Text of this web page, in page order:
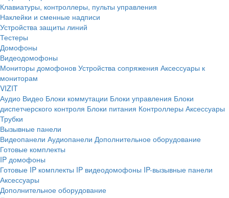
Клавиатуры, контроллеры, пульты управления
Наклейки и сменные надписи
Устройства защиты линий
Тестеры
Домофоны
Видеодомофоны
Мониторы домофонов Устройства сопряжения Аксессуары к
мониторам
VIZIT
Аудио Видео Блоки коммутации Блоки управления Блоки
диспетчерского контроля Блоки питания Контроллеры Аксессуары
Трубки
Вызывные панели
Видеопанели Аудиопанели Дополнительное оборудование
Готовые комплекты
IP домофоны
Готовые IP комплекты IP видеодомофоны IP-вызывные панели
Аксессуары
Дополнительное оборудование